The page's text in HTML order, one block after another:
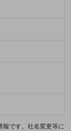
です。社名変更等に